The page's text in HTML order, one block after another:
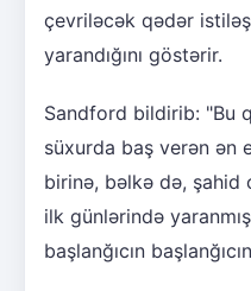
çevriləcək qədər
yarandığını göstərir.
Sandford bildirib: "Bu
süxurda baş verən ən
birinə, bəlkə də, şahid
ilk günlərində
başlanğıcın